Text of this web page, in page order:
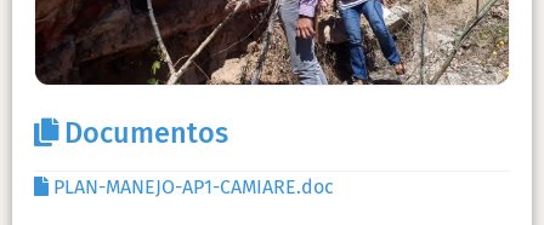
Documentos
PLAN-MANEJO-AP1-CAMIARE.doc